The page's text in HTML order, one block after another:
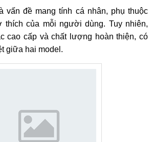
vấn đề mang tính cá nhân, phụ thuộc
thích của mỗi người dùng. Tuy nhiên,
cao cấp và chất lượng hoàn thiện, có
giữa hai model.